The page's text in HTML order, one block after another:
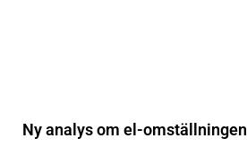
Ny analys om el-omställningen